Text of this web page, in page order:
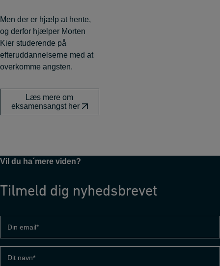
Men der er hjælp at hente,
og derfor hjælper Morten
Kier studerende på
efteruddannelserne med at
overkomme angsten.
Læs mere om
eksamensangst her
Vil du ha´mere viden?
Tilmeld dig nyhedsbrevet
(Påkrævet)